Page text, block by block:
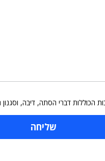
הכוללות דברי הסתה, דיבה,